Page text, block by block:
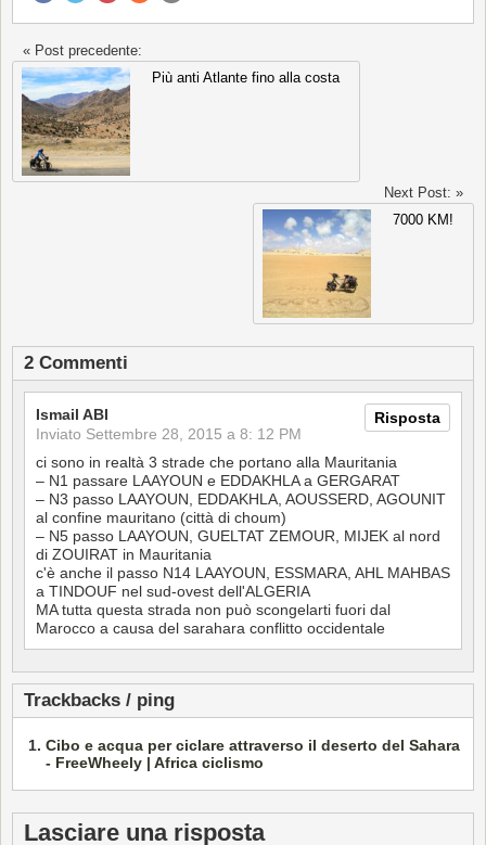
« Post precedente:
Più anti Atlante fino alla costa
Next Post: »
7000 KM!
2 Commenti
Risposta
Ismail ABI
Inviato Settembre 28, 2015 a 8: 12 PM
ci sono in realtà 3 strade che portano alla Mauritania
– N1 passare LAAYOUN e EDDAKHLA a GERGARAT
– N3 passo LAAYOUN, EDDAKHLA, AOUSSERD, AGOUNIT
al confine mauritano (città di choum)
– N5 passo LAAYOUN, GUELTAT ZEMOUR, MIJEK al nord
di ZOUIRAT in Mauritania
c'è anche il passo N14 LAAYOUN, ESSMARA, AHL MAHBAS
a TINDOUF nel sud-ovest dell'ALGERIA
MA tutta questa strada non può scongelarti fuori dal
Marocco a causa del sarahara conflitto occidentale
Trackbacks / ping
Cibo e acqua per ciclare attraverso il deserto del Sahara
- FreeWheely | Africa ciclismo
Lasciare una risposta